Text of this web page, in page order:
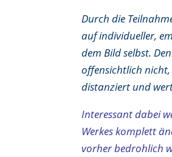
Durch die
auf individueller,
dem Bild selbst.
offensichtlich nicht,
distanziert und
Interessant dabei
Werkes komplett
vorher bedrohlich